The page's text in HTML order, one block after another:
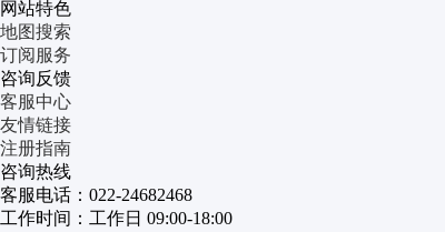
网站特色
地图搜索
订阅服务
咨询反馈
客服中心
友情链接
注册指南
咨询热线
客服电话：022-24682468
工作时间：工作日 09:00-18:00